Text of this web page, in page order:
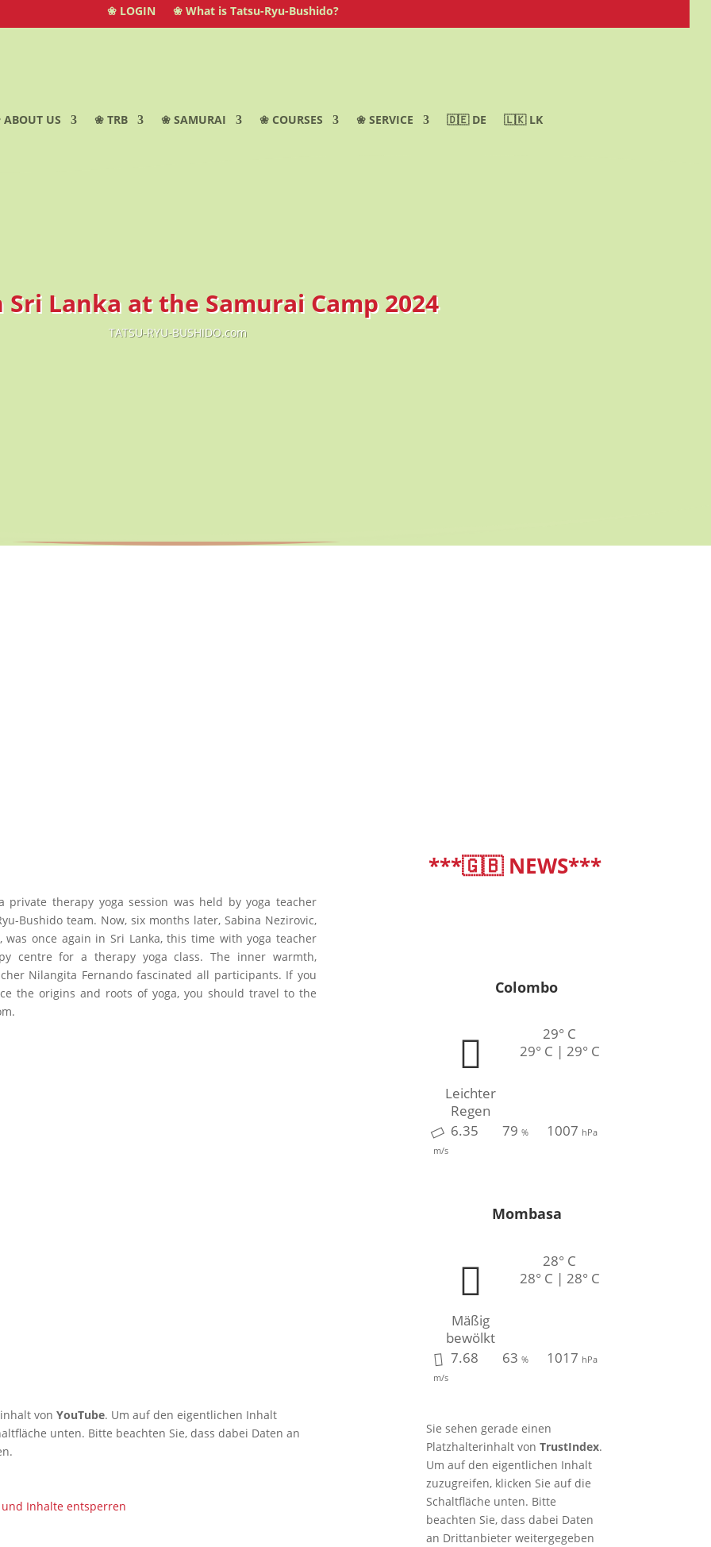
❀ LOGIN ❀ What is Tatsu-Ryu-Bushido?
US ❀ TRB ❀ SAMURAI ❀ COURSES ❀ SERVICE 🇩🇪 DE 🇱🇰 LK
Sri Lanka at the Samurai Camp 2024
TATSU-RYU-BUSHIDO.com
therapy yoga session was held by yoga teacher
Bushido team. Now, six months later, Sabina Nezirovic,
was once again in Sri Lanka, this time with yoga teacher
centre for a therapy yoga class. The inner warmth,
Nilangita Fernando fascinated all participants. If you
the origins and roots of yoga, you should travel to the
von YouTube. Um auf den eigentlichen Inhalt
unten. Bitte beachten Sie, dass dabei Daten an
Inhalte entsperren
***🇬🇧 NEWS***
Colombo
Leichter
Regen
29° C
29° C | 29° C
6.35
m/s
79 % 1007 hPa
Mombasa
Mäßig
bewölkt
28° C
28° C | 28° C
7.68
m/s
63 % 1017 hPa
Sie sehen gerade einen
Platzhalterinhalt vonTrustIndex.
Um auf den eigentlichen Inhalt
zuzugreifen, klicken Sie auf die
Schaltfläche unten. Bitte
beachten Sie, dass dabei Daten
an Drittanbieter weitergegeben